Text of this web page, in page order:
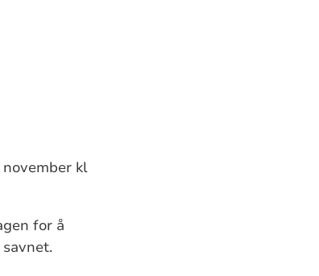
kl
for å